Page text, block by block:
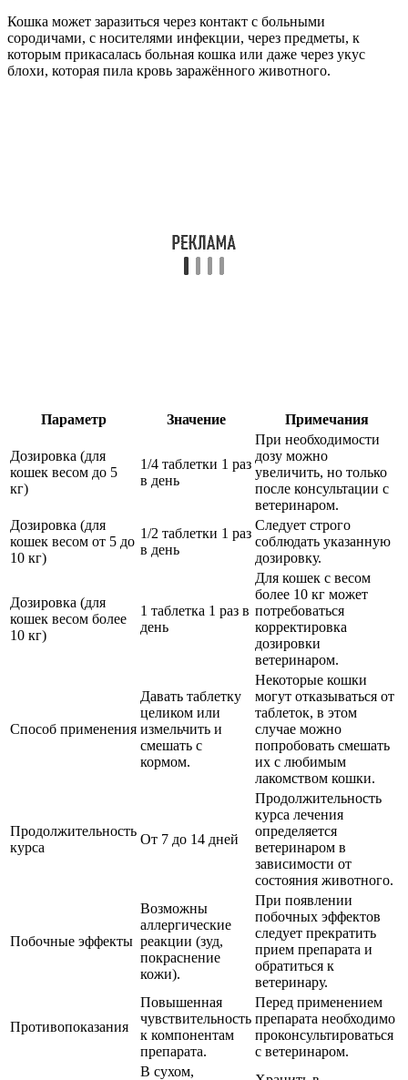
Кошка может заразиться через контакт с больными
сородичами, с носителями инфекции, через предметы, к
которым прикасалась больная кошка или даже через укус
блохи, которая пила кровь заражённого животного.
Параметр Значение Примечания
Дозировка (для
кошек весом до 5
кг)
1/4 таблетки 1 раз
в день
При необходимости
дозу можно
увеличить, но только
после консультации с
ветеринаром.
Дозировка (для
кошек весом от 5 до
10 кг)
1/2 таблетки 1 раз
в день
Следует строго
соблюдать указанную
дозировку.
Дозировка (для
кошек весом более
10 кг)
1 таблетка 1 раз в
день
Для кошек с весом
более 10 кг может
потребоваться
корректировка
дозировки
ветеринаром.
Способ применения
Давать таблетку
целиком или
измельчить и
смешать с
кормом.
Некоторые кошки
могут отказываться от
таблеток, в этом
случае можно
попробовать смешать
их с любимым
лакомством кошки.
Продолжительность
курса
От 7 до 14 дней
Продолжительность
курса лечения
определяется
ветеринаром в
зависимости от
состояния животного.
Побочные эффекты
Возможны
аллергические
реакции (зуд,
покраснение
кожи).
При появлении
побочных эффектов
следует прекратить
прием препарата и
обратиться к
ветеринару.
Противопоказания
Повышенная
чувствительность
к компонентам
препарата.
Перед применением
препарата необходимо
проконсультироваться
с ветеринаром.
В сухом,